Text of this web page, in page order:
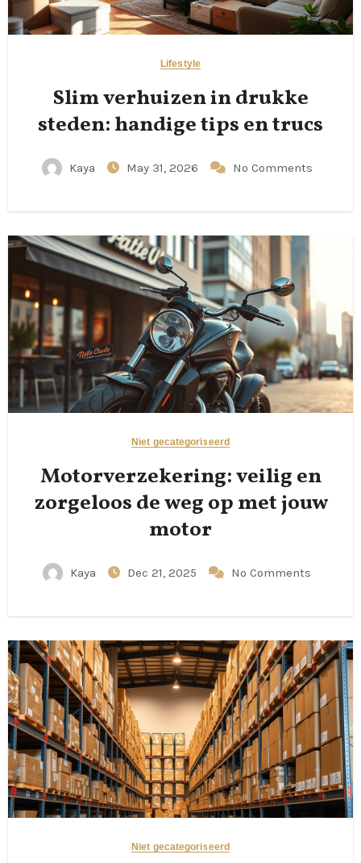
Lifestyle
Slim verhuizen in drukke
steden: handige tips en trucs
Kaya May 31, 2026 No Comments
Niet gecategoriseerd
Motorverzekering: veilig en
zorgeloos de weg op met jouw
motor
Kaya Dec 21, 2025 No Comments
Niet gecategoriseerd